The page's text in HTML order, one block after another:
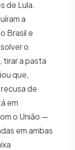
de Lula.
a
Brasil e
o
tirar a pasta
que,
de
em
o União —
em ambas